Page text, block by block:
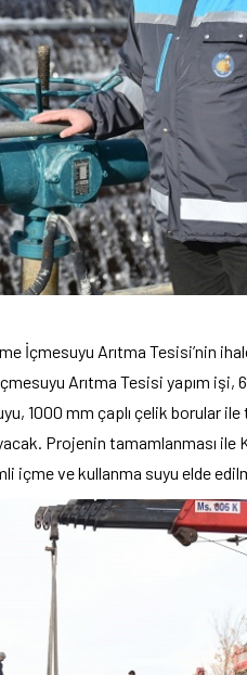
İçmesuyu Arıtma Tesisi’nin
Arıtma Tesisi yapım işi,
1000 mm çaplı çelik borular ile
Projenin tamamlanması ile
içme ve kullanma suyu elde